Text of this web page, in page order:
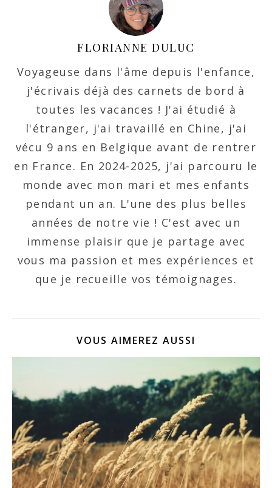
FLORIANNE DULUC
Voyageuse dans l'âme depuis l'enfance,
j'écrivais déjà des carnets de bord à
toutes les vacances ! J'ai étudié à
l'étranger, j'ai travaillé en Chine, j'ai
vécu 9 ans en Belgique avant de rentrer
en France. En 2024-2025, j'ai parcouru le
monde avec mon mari et mes enfants
pendant un an. L'une des plus belles
années de notre vie ! C'est avec un
immense plaisir que je partage avec
vous ma passion et mes expériences et
que je recueille vos témoignages.
VOUS AIMEREZ AUSSI